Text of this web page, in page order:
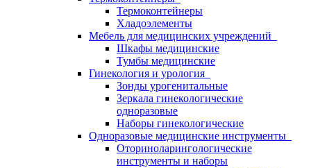
Термоконтейнеры
Хладоэлементы
Мебель для медицинских учреждений
Шкафы медицинские
Тумбы медицинские
Гинекология и урология
Зонды урогенитальные
Зеркала гинекологические
одноразовые
Наборы гинекологические
Одноразовые медицинские инструменты
Оториноларингологические
инструменты и наборы